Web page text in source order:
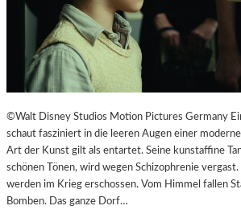
©Walt Disney Studios Motion Pictures Germany
schaut fasziniert in die leeren Augen einer
Art der Kunst gilt als entartet. Seine kunstaffine
schönen Tönen, wird wegen Schizophrenie
werden im Krieg erschossen. Vom Himmel fallen
Bomben. Das ganze Dorf…